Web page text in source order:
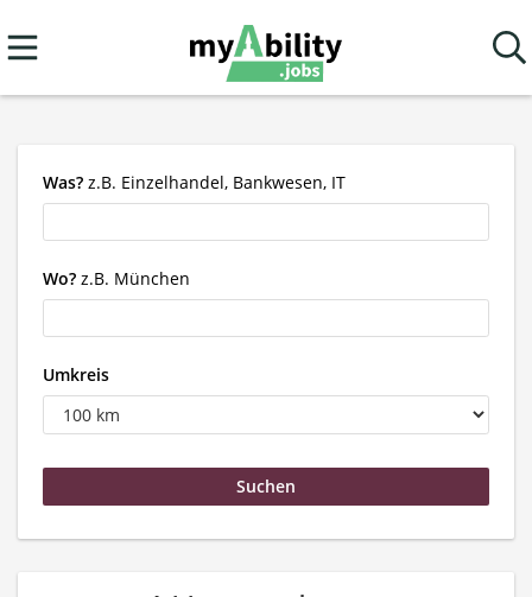
Was? z.B. Einzelhandel, Bankwesen, IT
Wo? z.B. München
Umkreis